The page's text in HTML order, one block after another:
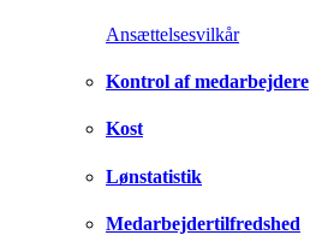
Ansættelsesvilkår
Kontrol af medarbejdere
Kost
Lønstatistik
Medarbejdertilfredshed